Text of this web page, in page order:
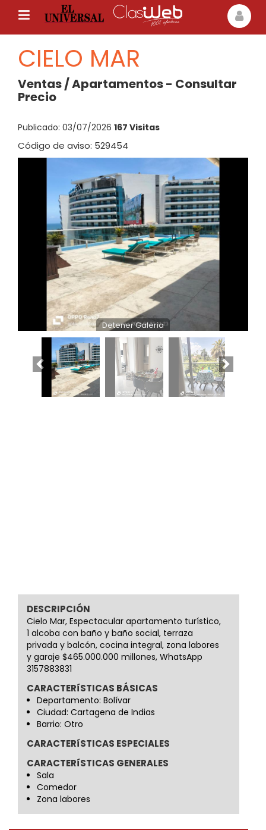
CIELO MAR
Ventas / Apartamentos - Consultar
Precio
Publicado: 03/07/2026 167 Visitas
Código de aviso: 529454
Detener Galeria
DESCRIPCIÓN
Cielo Mar, Espectacular apartamento turístico,
1 alcoba con baño y baño social, terraza
privada y balcón, cocina integral, zona labores
y garaje $465.000.000 millones, WhatsApp
3157883831
CARACTERíSTICAS BÁSICAS
Departamento: Bolívar
Ciudad: Cartagena de Indias
Barrio: Otro
CARACTERíSTICAS ESPECIALES
CARACTERíSTICAS GENERALES
Sala
Comedor
Zona labores